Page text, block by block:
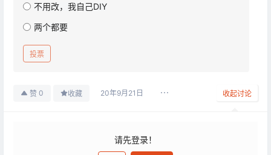
不用改，我自己DIY
两个都要
投票
赞 0 收藏 20年9月21日 收起讨论
请先登录！